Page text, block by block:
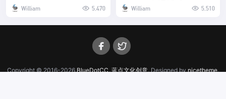
William 5,470 William 5,510
Copyright © 2016-2026 BlueDotCC, 蓝点文化创意. Designed by nicetheme.